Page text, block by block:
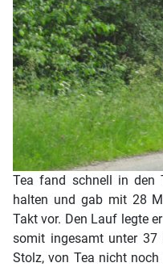
Tea fand schnell in den
halten und gab mit 28
Takt vor. Den Lauf legte
somit ingesamt unter 37
Stolz, von Tea nicht